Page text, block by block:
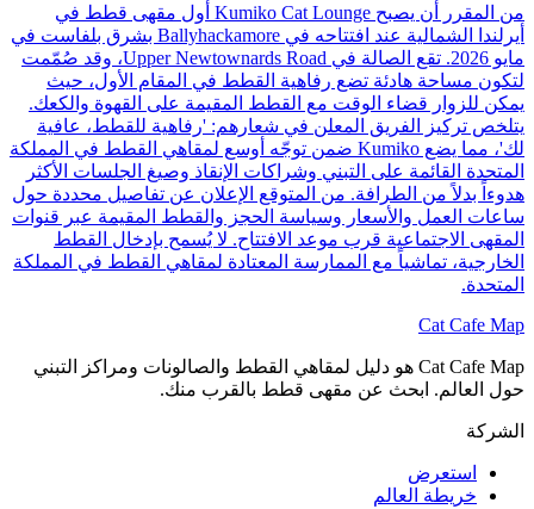
من المقرر أن يصبح Kumiko Cat Lounge أول مقهى قطط في
أيرلندا الشمالية عند افتتاحه في Ballyhackamore بشرق بلفاست في
مايو 2026. تقع الصالة في Upper Newtownards Road، وقد صُمّمت
لتكون مساحة هادئة تضع رفاهية القطط في المقام الأول، حيث
يمكن للزوار قضاء الوقت مع القطط المقيمة على القهوة والكعك.
يتلخص تركيز الفريق المعلن في شعارهم: 'رفاهية للقطط، عافية
لك'، مما يضع Kumiko ضمن توجّه أوسع لمقاهي القطط في المملكة
المتحدة القائمة على التبني وشراكات الإنقاذ وصيغ الجلسات الأكثر
هدوءاً بدلاً من الطرافة. من المتوقع الإعلان عن تفاصيل محددة حول
ساعات العمل والأسعار وسياسة الحجز والقطط المقيمة عبر قنوات
المقهى الاجتماعية قرب موعد الافتتاح. لا يُسمح بإدخال القطط
الخارجية، تماشياً مع الممارسة المعتادة لمقاهي القطط في المملكة
المتحدة.
Cat Cafe Map
Cat Cafe Map هو دليل لمقاهي القطط والصالونات ومراكز التبني
حول العالم. ابحث عن مقهى قطط بالقرب منك.
الشركة
استعرض
خريطة العالم